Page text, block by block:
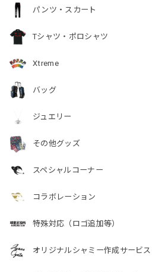
パンツ・スカート
Tシャツ・ポロシャツ
Xtreme
バッグ
ジュエリー
その他グッズ
スペシャルコーナー
コラボレーション
特殊対応（ロゴ追加等）
オリジナルシャミー作成サービス